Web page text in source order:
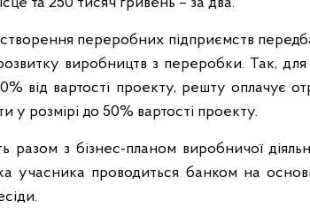
переробних підприємств
виробництв з переробки. Так, для
від вартості проекту, решту оплачує
у розмірі до 50% вартості проекту.
разом з бізнес-планом виробничої
учасника проводиться банком на основі